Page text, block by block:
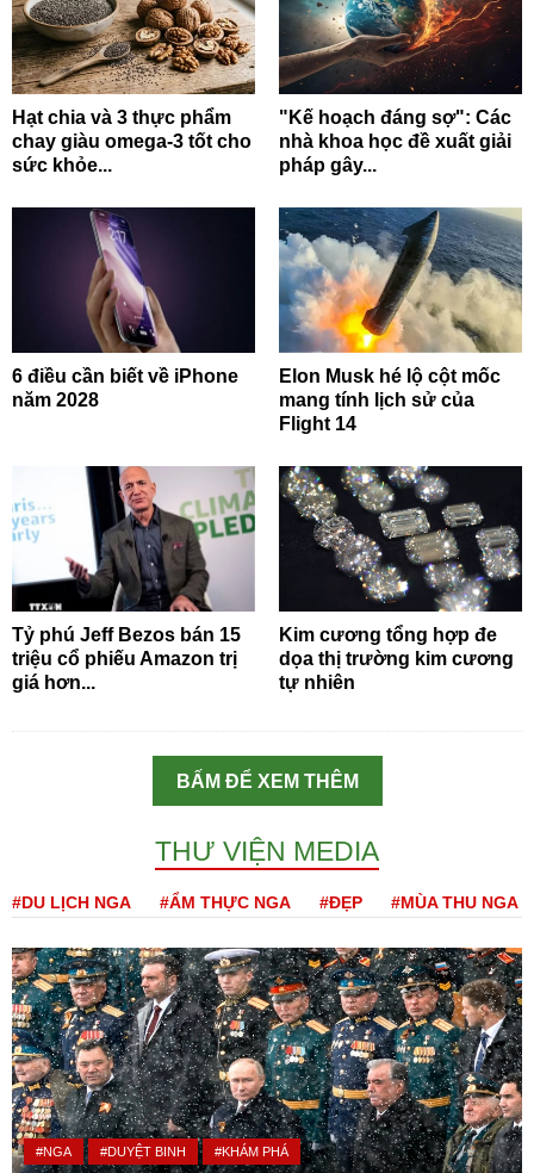
Hạt chia và 3 thực phẩm
chay giàu omega-3 tốt cho
sức khỏe...
"Kế hoạch đáng sợ": Các
nhà khoa học đề xuất giải
pháp gây...
6 điều cần biết về iPhone
năm 2028
Elon Musk hé lộ cột mốc
mang tính lịch sử của
Flight 14
Tỷ phú Jeff Bezos bán 15
triệu cổ phiếu Amazon trị
giá hơn...
Kim cương tổng hợp đe
dọa thị trường kim cương
tự nhiên
BẤM ĐỂ XEM THÊM
THƯ VIỆN MEDIA
#DU LỊCH NGA #ẨM THỰC NGA #ĐẸP #MÙA THU NGA
#NGA #DUYỆT BINH #KHÁM PHÁ